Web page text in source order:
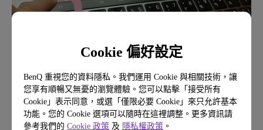
Cookie 偏好設定
BenQ 重視您的資料隱私。我們運用 Cookie 與相關技術，讓
您享有順暢又無憂的瀏覽體驗。您可以點擊「接受所有
Cookie」表示同意，或選「僅限必要 Cookie」來只允許基本
功能。您的 Cookie 選項可以隨時在這裡調整。更多資訊請
參考我們的 Cookie 政策 及 隱私權政策 。
按下按鍵後，Mac 螢幕上會出現燈光的 icon，就能